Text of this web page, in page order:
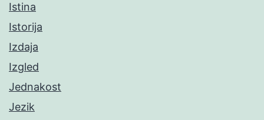
Istina
Istorija
Izdaja
Izgled
Jednakost
Jezik